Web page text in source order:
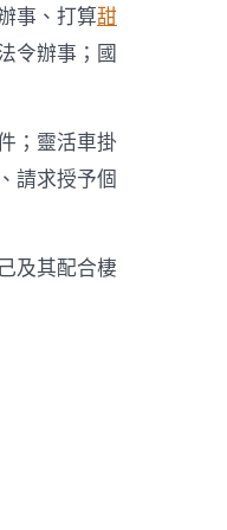
事、打算甜
令辦事；國
；靈活車掛
請求授予個
及其配合棲